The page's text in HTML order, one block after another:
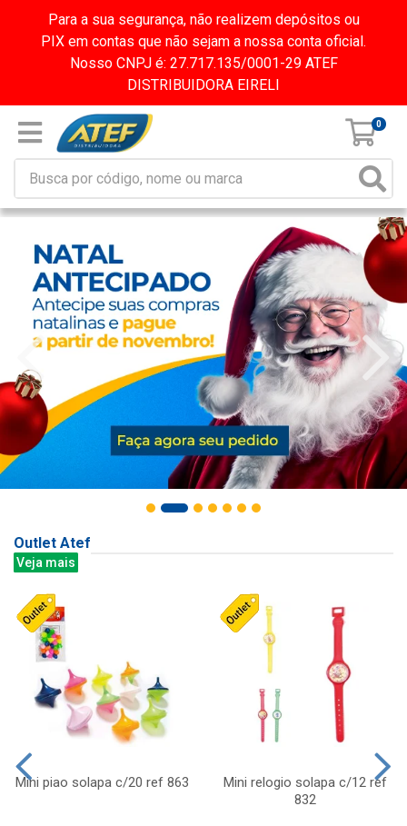
Para a sua segurança, não realizem depósitos ou
PIX em contas que não sejam a nossa conta oficial.
Nosso CNPJ é: 27.717.135/0001-29 ATEF
DISTRIBUIDORA EIRELI
0
Outlet Atef
Veja mais
Mini piao solapa c/20 ref 863
Mini relogio solapa c/12 ref
832